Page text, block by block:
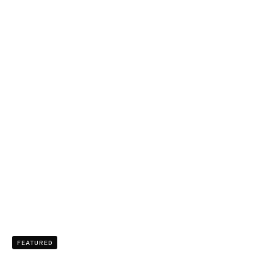
FEATURED